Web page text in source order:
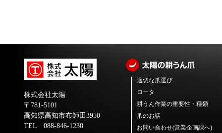
株式会社太陽
〒781-5101
高知県高知市布師田3950
TEL 088-846-1230
適切な爪選び
ロータ
耕うん作業の重要性・種類
爪のお話
お問い合わせ(営業企画課へ)